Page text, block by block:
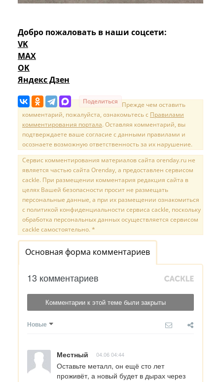
Добро пожаловать в наши соцсети:
VK
MAX
OK
Яндекс Дзен
Поделиться Прежде чем оставить
комментарий, пожалуйста, ознакомьтесь с Правилами
комментирования портала. Оставляя комментарий, вы
подтверждаете ваше согласие с данными правилами и
осознаете возможную ответственность за их нарушение.
Сервис комментирования материалов сайта orenday.ru не
является частью сайта Orenday, а предоставлен сервисом
cackle. При размещении комментария редакция сайта в
целях Вашей безопасности просит не размещать
персональные данные, а при их размещении ознакомиться
с политикой конфиденциальности сервиса cackle, поскольку
обработка персональных данных осуществляется сервисом
cackle самостоятельно. *
Основная форма комментариев
13 комментариев
Комментарии к этой теме были закрыты
Новые
Местный 04.06 04:44
Оставьте металл, он ещё сто лет
проживёт, а новый будет в дырах через